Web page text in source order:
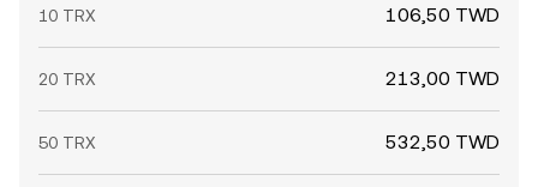
10 TRX 106,50 TWD
20 TRX 213,00 TWD
50 TRX 532,50 TWD